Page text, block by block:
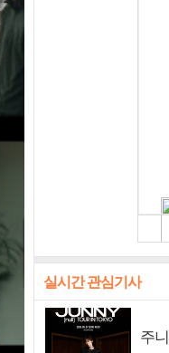
실시간 관심기사
주